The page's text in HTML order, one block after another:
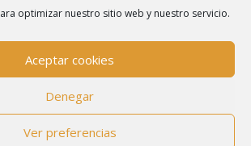
optimizar nuestro sitio web y nuestro servicio.
Aceptar cookies
Denegar
Ver preferencias
30 20.
19.